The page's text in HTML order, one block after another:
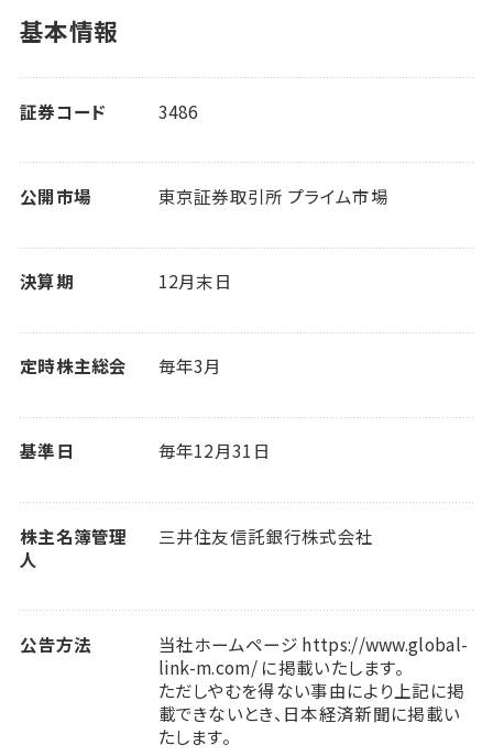
基本情報
証券コード 3486
公開市場 東京証券取引所 プライム市場
決算期 12月末日
定時株主総会 毎年3月
基準日 毎年12月31日
株主名簿管理
人
三井住友信託銀行株式会社
公告方法
当社ホームページ https://www.global-
link-m.com/ に掲載いたします。
ただしやむを得ない事由により上記に掲
載できないとき、日本経済新聞に掲載い
たします。